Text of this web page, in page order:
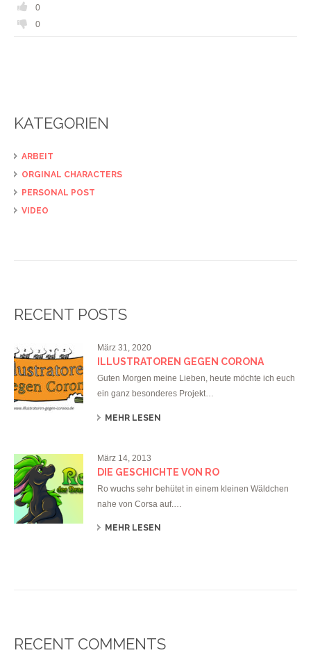
0
0
KATEGORIEN
ARBEIT
ORGINAL CHARACTERS
PERSONAL POST
VIDEO
RECENT POSTS
März 31, 2020
ILLUSTRATOREN GEGEN CORONA
Guten Morgen meine Lieben, heute möchte ich euch
ein ganz besonderes Projekt…
MEHR LESEN
März 14, 2013
DIE GESCHICHTE VON RO
Ro wuchs sehr behütet in einem kleinen Wäldchen
nahe von Corsa auf.…
MEHR LESEN
RECENT COMMENTS